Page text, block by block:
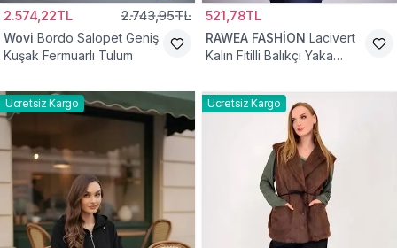
2.574,22TL 2.743,95TL
Wovi Bordo Salopet Geniş
Kuşak Fermuarlı Tulum
521,78TL
RAWEA FASHİON Lacivert
Kalın Fitilli Balıkçı Yaka
Ücretsiz Kargo Ücretsiz Kargo